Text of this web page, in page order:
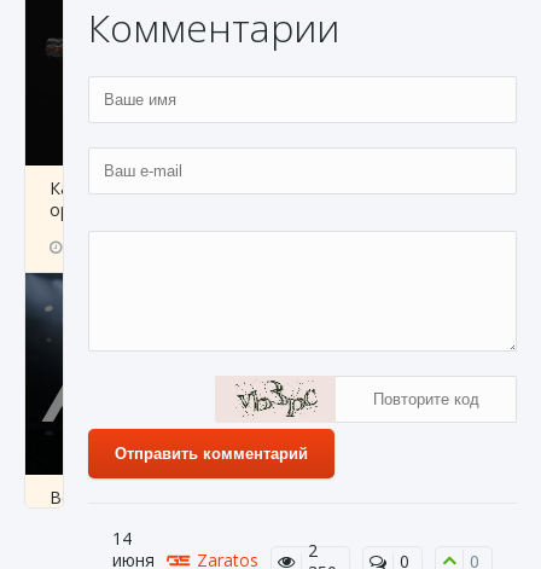
Как разблокировать чертеж счастливого
оружия в MW3 и Warzone
Все новые функции Ultimate Team в EA FC
9 августа 2024 1 297
Комментарии
Отправить комментарий
14
июня
Zaratos
2
0 0